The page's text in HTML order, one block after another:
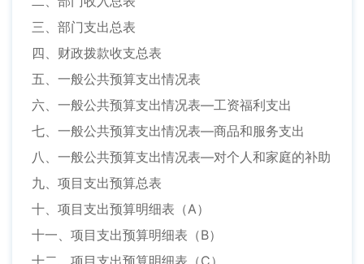
三、部门支出总表
四、财政拨款收支总表
五、一般公共预算支出情况表
六、一般公共预算支出情况表—工资福利支出
七、一般公共预算支出情况表—商品和服务支出
八、一般公共预算支出情况表—对个人和家庭的补助
九、项目支出预算总表
十、项目支出预算明细表（A）
十一、项目支出预算明细表（B）